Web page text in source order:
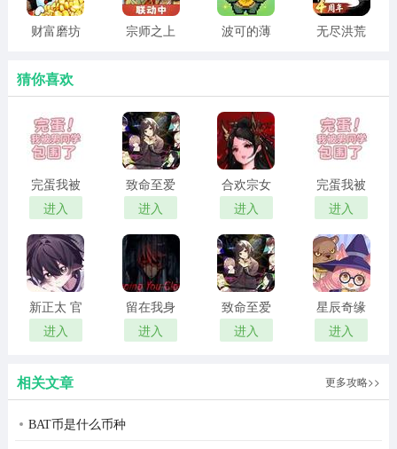
7、【吃萝卜就突破】
9、【小宗师救救我】
10、【我爱宗师之上】
11、【宗师之上520】
12、【社群元老独享此机缘】
财富磨坊
宗师之上
波可的薄
无尽洪荒
猜你喜欢
完蛋我被
男同学包
围了 官方
正版
进入
致命至爱
中文版
进入
合欢宗女
修传 汉化
版
进入
完蛋我被
男同学包
围了 正版
进入
新正太 官
方正版
进入
留在我身
边
进入
致命至爱
汉化版
进入
星辰奇缘
最新版
进入
相关文章 更多攻略>>
BAT币是什么币种